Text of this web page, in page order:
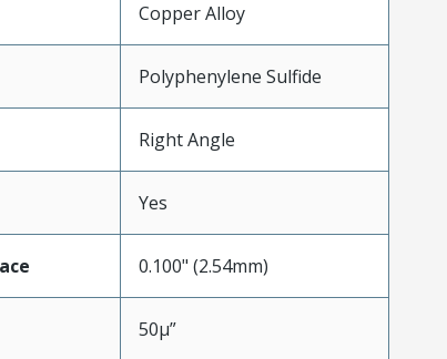
Copper Alloy
Polyphenylene Sulfide
Right Angle
Yes
0.100" (2.54mm)
50µ”